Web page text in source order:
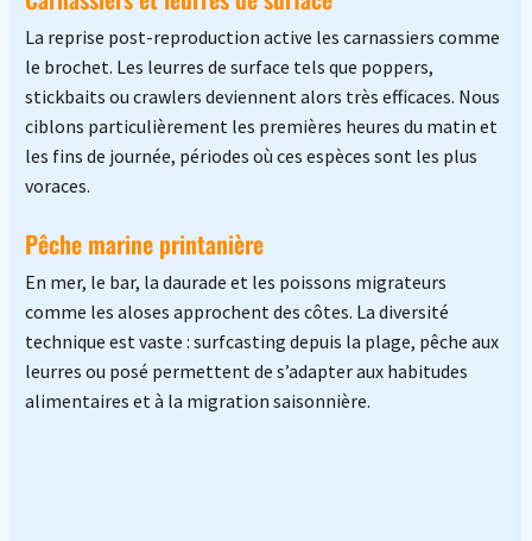
La reprise post-reproduction active les carnassiers comme
le brochet. Les leurres de surface tels que poppers,
stickbaits ou crawlers deviennent alors très efficaces. Nous
ciblons particulièrement les premières heures du matin et
les fins de journée, périodes où ces espèces sont les plus
voraces.
Pêche marine printanière
En mer, le bar, la daurade et les poissons migrateurs
comme les aloses approchent des côtes. La diversité
technique est vaste : surfcasting depuis la plage, pêche aux
leurres ou posé permettent de s’adapter aux habitudes
alimentaires et à la migration saisonnière.